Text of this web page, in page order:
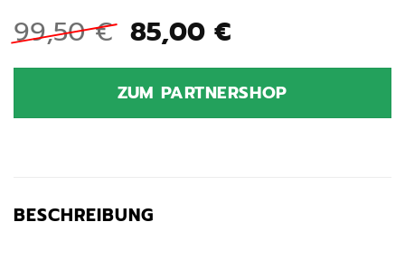
99,50€ Ursprünglicher
Preis
war:
99,50 €
85,00 €Aktueller
ist:
85,00 €.
ZUM PARTNERSHOP
BESCHREIBUNG